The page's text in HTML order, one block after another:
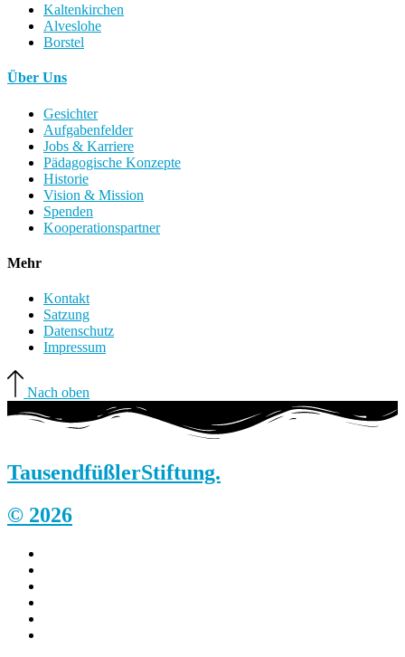
Kaltenkirchen
Alveslohe
Borstel
Über Uns
Gesichter
Aufgabenfelder
Jobs & Karriere
Pädagogische Konzepte
Historie
Vision & Mission
Spenden
Kooperationspartner
Mehr
Kontakt
Satzung
Datenschutz
Impressum
Nach oben
TausendfüßlerStiftung.
© 2026